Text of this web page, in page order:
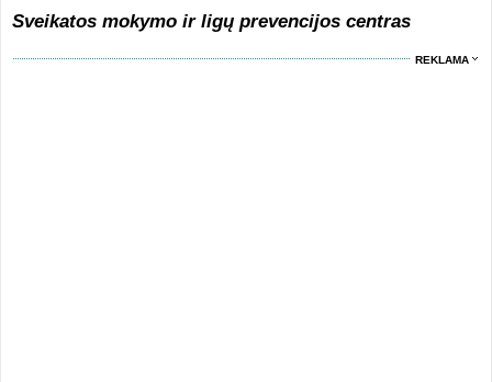
Sveikatos mokymo ir ligų prevencijos centras
REKLAMA